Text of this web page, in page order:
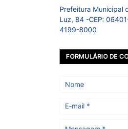
Prefeitura Municipal
Luz, 84 -CEP:
4199-8000
FORMULÁRIO DE